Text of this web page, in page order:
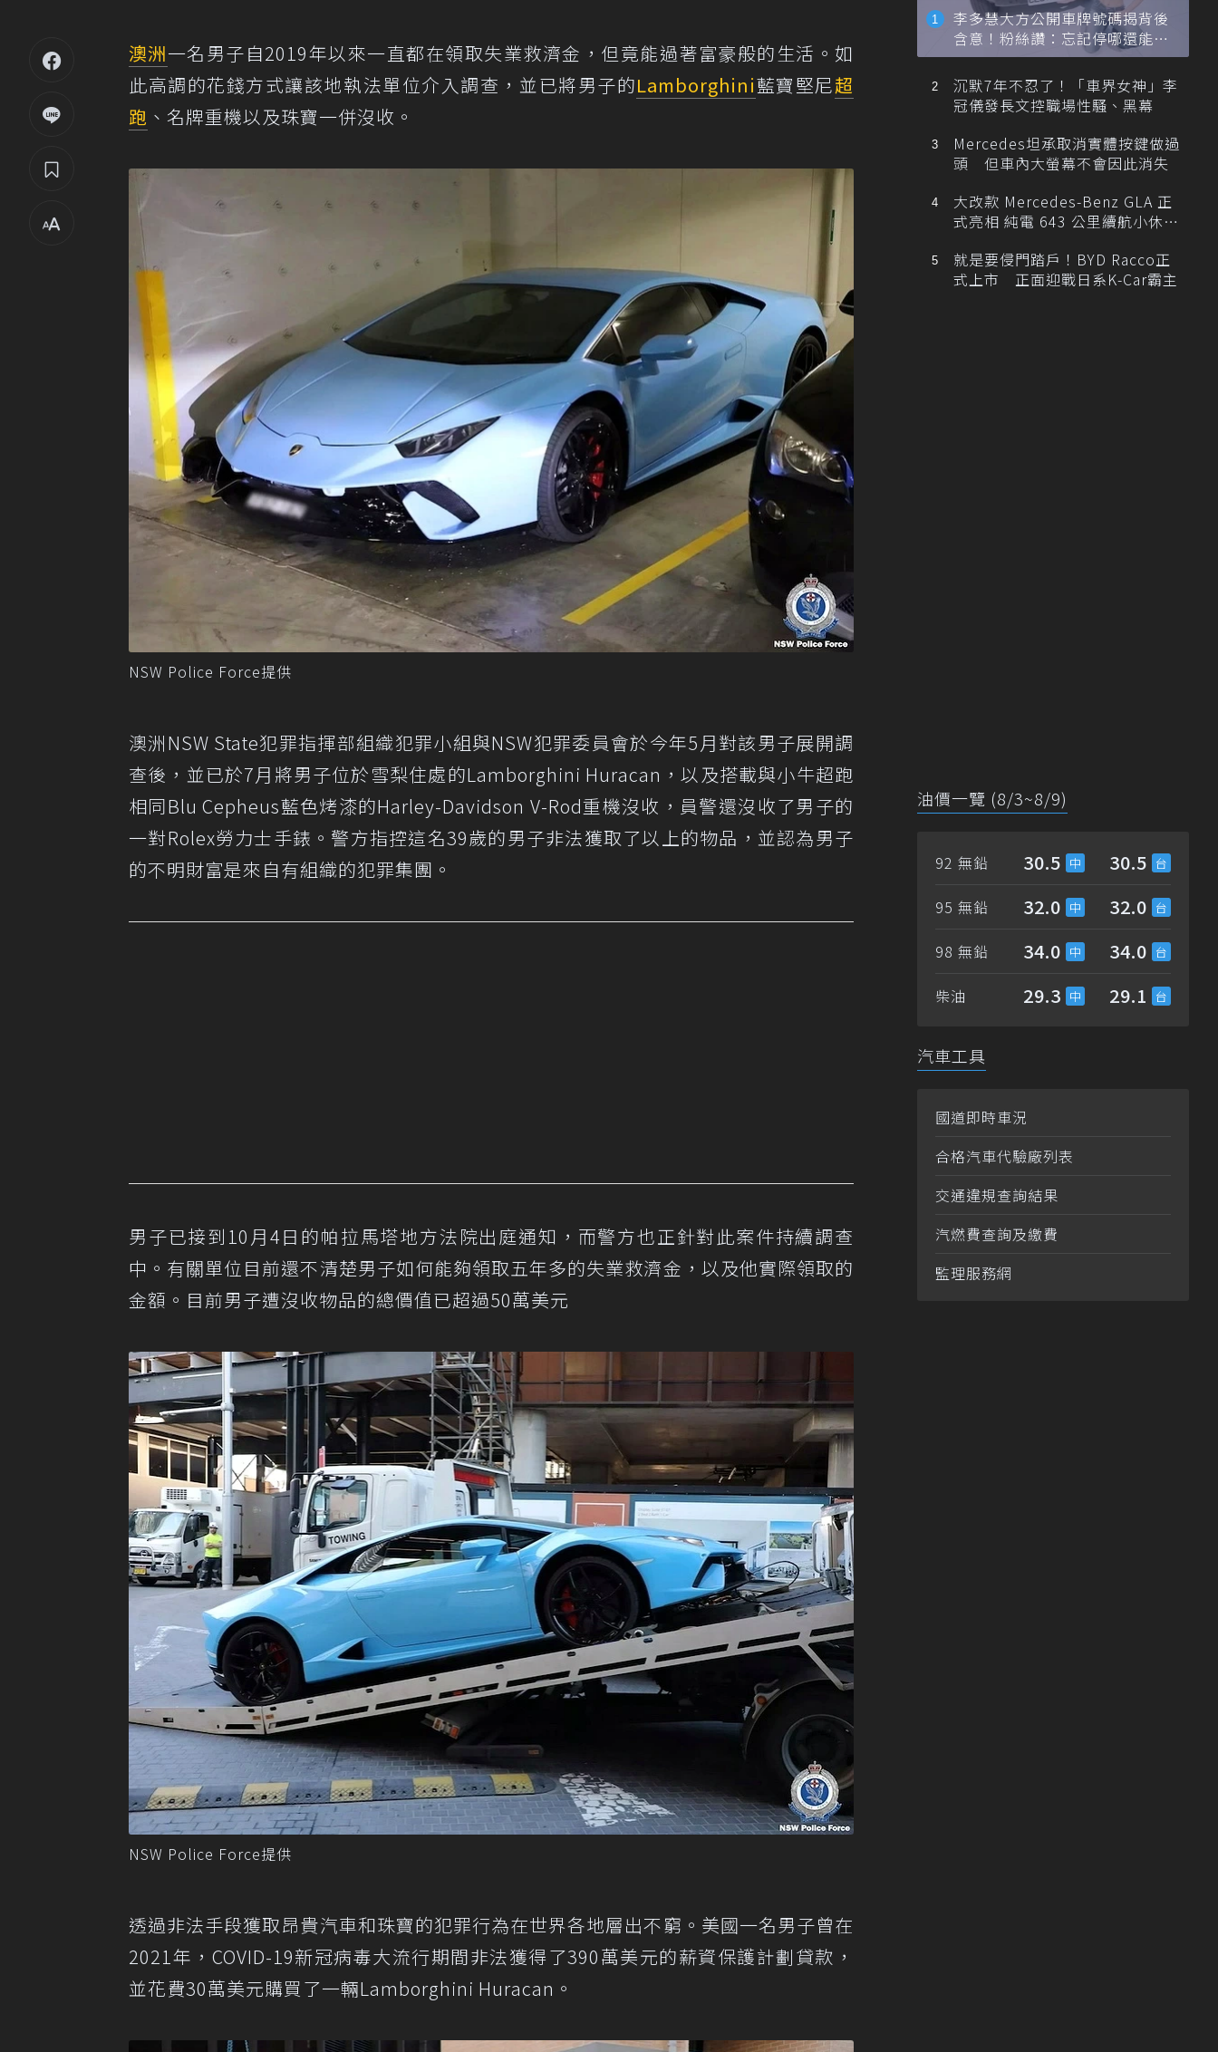
澳洲一名男子自2019年以來一直都在領取失業救濟金，但竟能過著富豪般的生活。如
此高調的花錢方式讓該地執法單位介入調查，並已將男子的Lamborghini藍寶堅尼超
跑 、名牌重機以及珠寶一併沒收。
NSW Police Force提供
澳洲NSW State犯罪指揮部組織犯罪小組與NSW犯罪委員會於今年5月對該男子展開調
查後，並已於7月將男子位於雪梨住處的Lamborghini Huracan，以及搭載與小牛超跑
相同Blu Cepheus藍色烤漆的Harley-Davidson V-Rod重機沒收，員警還沒收了男子的
一對Rolex勞力士手錶。警方指控這名39歲的男子非法獲取了以上的物品，並認為男子
的不明財富是來自有組織的犯罪集團。
男子已接到10月4日的帕拉馬塔地方法院出庭通知，而警方也正針對此案件持續調查
中。有關單位目前還不清楚男子如何能夠領取五年多的失業救濟金，以及他實際領取的
金額。目前男子遭沒收物品的總價值已超過50萬美元
NSW Police Force提供
透過非法手段獲取昂貴汽車和珠寶的犯罪行為在世界各地層出不窮。美國一名男子曾在
2021年，COVID-19新冠病毒大流行期間非法獲得了390萬美元的薪資保護計劃貸款，
並花費30萬美元購買了一輛Lamborghini Huracan。
李多慧大方公開車牌號碼揭背後
含意！粉絲讚：忘記停哪還能幫
忙找車
沉默7年不忍了！「車界女神」李
冠儀發長文控職場性騷、黑幕
Mercedes坦承取消實體按鍵做過
頭 但車內大螢幕不會因此消失
大改款 Mercedes-Benz GLA 正
式亮相 純電 643 公里續航小休
就是要侵門踏戶！BYD Racco正
式上市 正面迎戰日系K-Car霸主
油價一覽 (8/3~8/9)
92 無鉛 30.5 30.5
95 無鉛 32.0 32.0
98 無鉛 34.0 34.0
柴油 29.3 29.1
汽車工具
國道即時車況
合格汽車代驗廠列表
交通違規查詢結果
汽燃費查詢及繳費
監理服務網